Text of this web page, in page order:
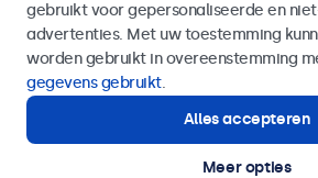
Verzenden
Of bel ons op
Hulp of advies nodig?
Direct contact met een specialist.
gebruikt voor gepersonaliseerde en
advertenties. Met uw toestemming
worden gebruikt in overeenstemming
gegevens gebruikt.
Alles accepteren
Meer opties